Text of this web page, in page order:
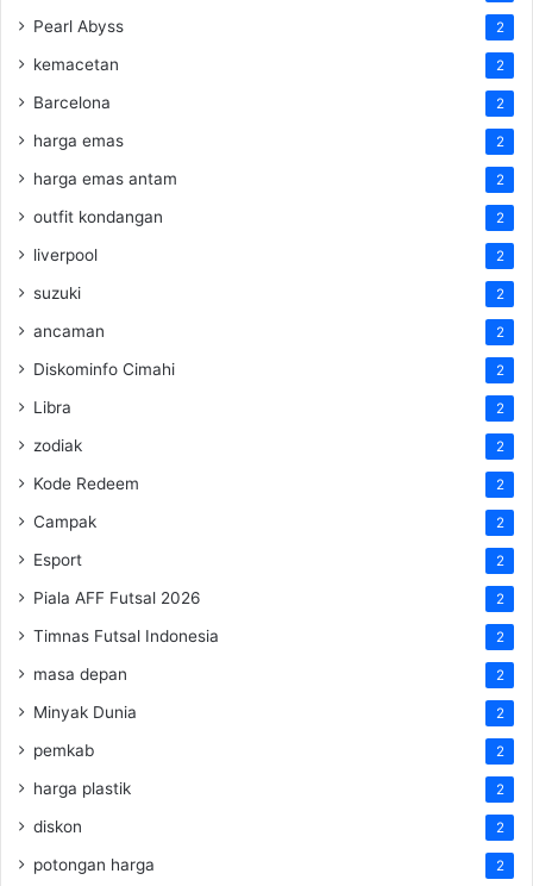
Pearl Abyss 2
kemacetan 2
Barcelona 2
harga emas 2
harga emas antam 2
outfit kondangan 2
liverpool 2
suzuki 2
ancaman 2
Diskominfo Cimahi 2
Libra 2
zodiak 2
Kode Redeem 2
Campak 2
Esport 2
Piala AFF Futsal 2026 2
Timnas Futsal Indonesia 2
masa depan 2
Minyak Dunia 2
pemkab 2
harga plastik 2
diskon 2
potongan harga 2